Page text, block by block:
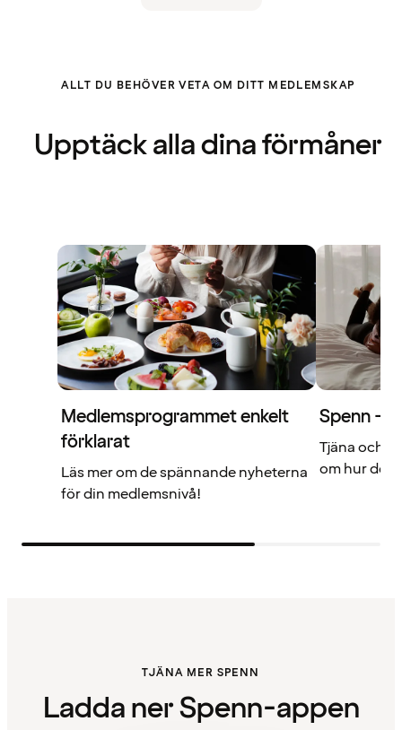
ALLT DU BEHÖVER VETA OM DITT MEDLEMSKAP
Upptäck alla dina förmåner
Medlemsprogrammet enkelt
förklarat
Läs mer om de spännande nyheterna
för din medlemsnivå!
Spenn –
Tjäna och
om hur det
TJÄNA MER SPENN
Ladda ner Spenn-appen